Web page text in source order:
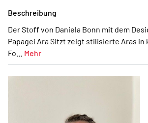
Beschreibung
Der Stoff von Daniela Bonn mit dem
Papagei Ara Sitzt zeigt stilisierte Aras
Fo… Mehr